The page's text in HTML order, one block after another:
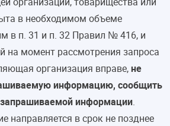
в необходимом объеме
в п. 31 и п. 32 Правил № 416, и
на момент рассмотрения запроса
организация вправе,не
информацию, сообщить
информации.
направляется в срок не позднее